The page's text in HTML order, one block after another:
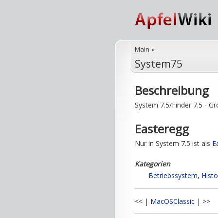
Main »
System75
Beschreibung
System 7.5/Finder 7.5 -
Easteregg
Nur in System 7.5 ist als
Kategorien
Betriebssystem,
<< | MacOSClassic | >>